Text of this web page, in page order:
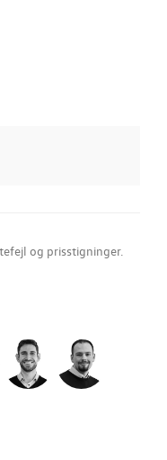
og prisstigninger.